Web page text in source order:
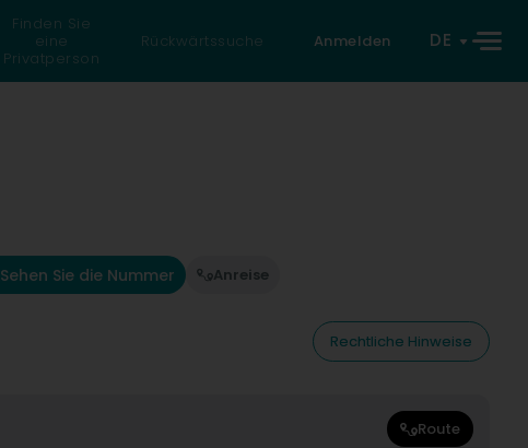
Finden Sie
eine
Privatperson
Rückwärtssuche Anmelden DE
Sehen Sie die Nummer Anreise
Rechtliche Hinweise
Route